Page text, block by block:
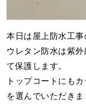
本日は屋上防水工事
ウレタン防水は紫
て保護します。
トップコートにも
を選んでいただきま